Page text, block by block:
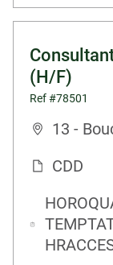
(H/F)
Ref #78501
13 -
CDD